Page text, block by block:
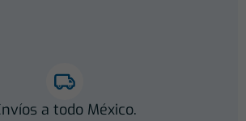
a todo México.